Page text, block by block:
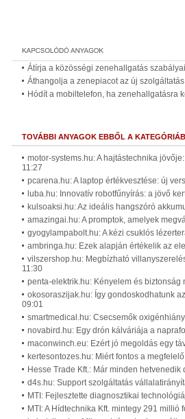
Átírja a közösségi zenehallgatás
Áthangolja a zenepiacot az új szolgáltatás
Hódít a mobiltelefon, ha zenehallgatásra
TOVÁBBI ANYAGOK EBBŐL A
motor-systems.hu: A hajtástechnika
11:27
pcarena.hu: A laptop értékvesztése: új
luba.hu: Innovatív robotfűnyírás: a jövő
kulsoaksi.hu: Az ideális hangszóró
amazingai.hu: A promptok, amelyek
gyogylampabolt.hu: A kézi csuklós
ambringa.hu: Ezek alapján értékelik az
vilszershop.hu: Megbízható
11:30
penta-elektrik.hu: Kényelem és
okosoraszijak.hu: Így gondoskodhatunk
09:01
smartmedical.hu: Csecsemők
novabird.hu: Egy drón kálváriája a
maconwinch.eu: Ezért jó megoldás egy
kertesontozes.hu: Miért fontos a
Hesse Trade Kft.: Már minden
d4s.hu: Support szolgáltatás
MTI: Fejlesztette diagnosztikai
MTI: A Hídtechnika Kft. mintegy 291